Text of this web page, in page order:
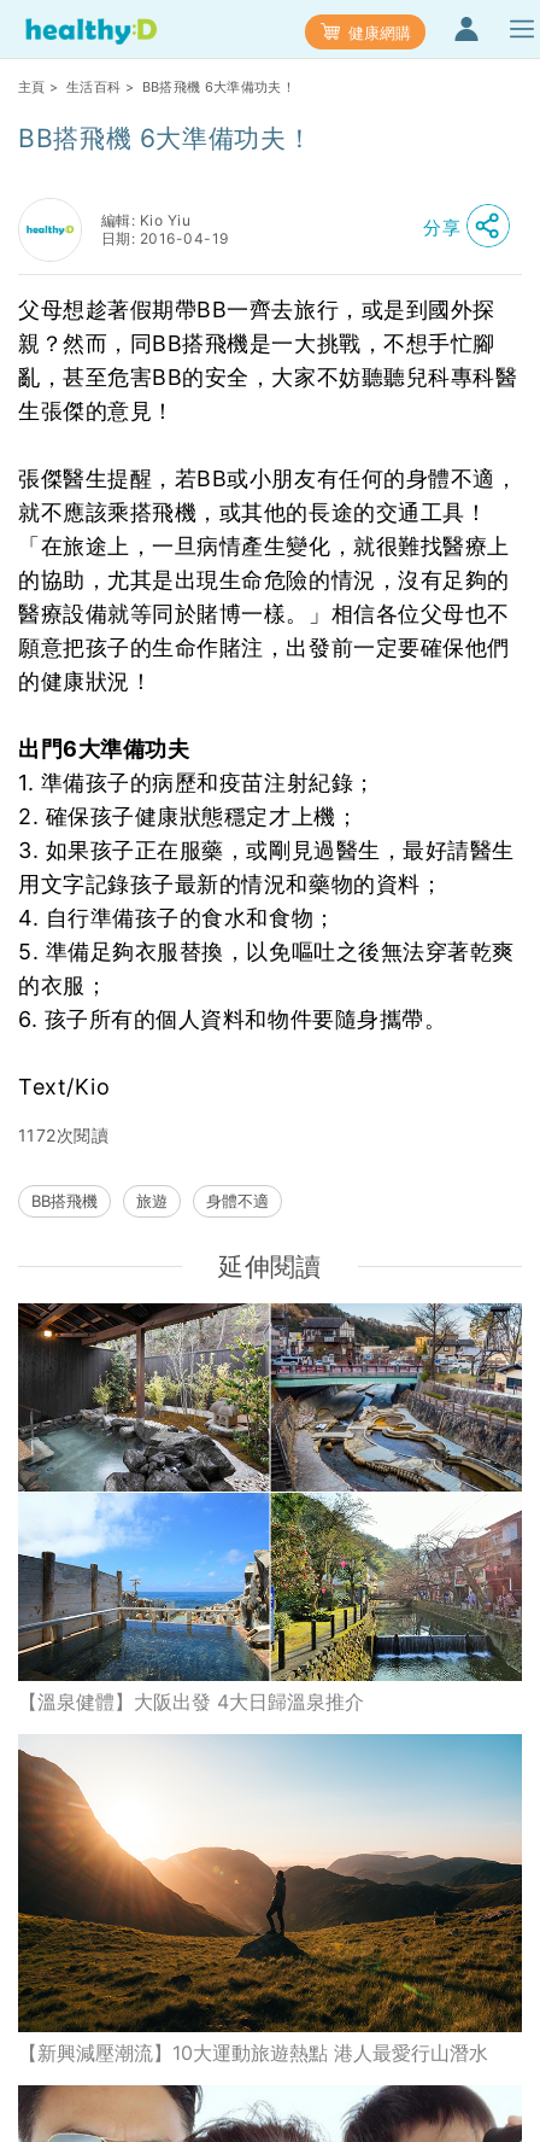
健康網購
主頁 > 生活百科 > BB搭飛機 6大準備功夫！
BB搭飛機 6大準備功夫！
編輯: Kio Yiu
日期: 2016-04-19
分享
父母想趁著假期帶BB一齊去旅行，或是到國外探
親？然而，同BB搭飛機是一大挑戰，不想手忙腳
亂，甚至危害BB的安全，大家不妨聽聽兒科專科醫
生張傑的意見！
張傑醫生提醒，若BB或小朋友有任何的身體不適，
就不應該乘搭飛機，或其他的長途的交通工具！
「在旅途上，一旦病情產生變化，就很難找醫療上
的協助，尤其是出現生命危險的情況，沒有足夠的
醫療設備就等同於賭博一樣。」相信各位父母也不
願意把孩子的生命作賭注，出發前一定要確保他們
的健康狀況！
出門6大準備功夫
1. 準備孩子的病歷和疫苗注射紀錄；
2. 確保孩子健康狀態穩定才上機；
3. 如果孩子正在服藥，或剛見過醫生，最好請醫生
用文字記錄孩子最新的情況和藥物的資料；
4. 自行準備孩子的食水和食物；
5. 準備足夠衣服替換，以免嘔吐之後無法穿著乾爽
的衣服；
6. 孩子所有的個人資料和物件要隨身攜帶。
Text/Kio
1172次閱讀
BB搭飛機 旅遊 身體不適
延伸閱讀
【溫泉健體】大阪出發 4大日歸溫泉推介
【新興減壓潮流】10大運動旅遊熱點 港人最愛行山潛水